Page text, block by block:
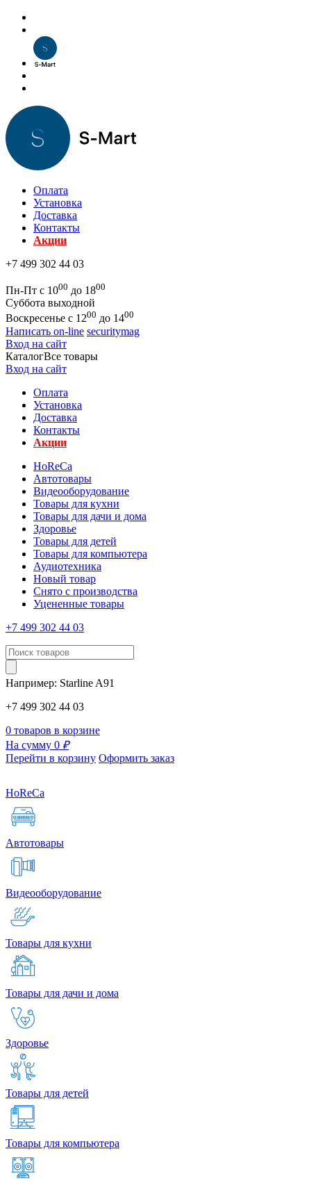
Оплата
Установка
Доставка
Контакты
Акции
+7 499 302 44 03
Пн-Пт с 1000 до 1800
Суббота выходной
Воскресенье с 1200 до 1400
Написать on-line securitymag
Вход на сайт
КаталогВсе товары
Вход на сайт
Оплата
Установка
Доставка
Контакты
Акции
HoReCa
Автотовары
Видеооборудование
Товары для кухни
Товары для дачи и дома
Здоровье
Товары для детей
Товары для компьютера
Аудиотехника
Новый товар
Снято с производства
Уцененные товары
+7 499 302 44 03
Например: Starline A91
+7 499 302 44 03
0 товаров в корзине
На сумму 0 ₽
Перейти в корзину Оформить заказ
HoReCa
Автотовары
Видеооборудование
Товары для кухни
Товары для дачи и дома
Здоровье
Товары для детей
Товары для компьютера